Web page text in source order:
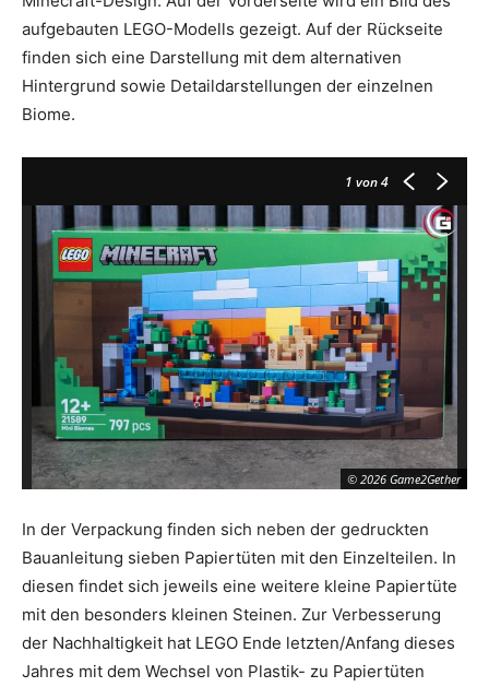
aufgebauten LEGO-Modells gezeigt. Auf der Rückseite
finden sich eine Darstellung mit dem alternativen
Hintergrund sowie Detaildarstellungen der einzelnen
Biome.
1 von 4
© 2026 Game2Gether
In der Verpackung finden sich neben der gedruckten
Bauanleitung sieben Papiertüten mit den Einzelteilen. In
diesen findet sich jeweils eine weitere kleine Papiertüte
mit den besonders kleinen Steinen. Zur Verbesserung
der Nachhaltigkeit hat LEGO Ende letzten/Anfang dieses
Jahres mit dem Wechsel von Plastik- zu Papiertüten